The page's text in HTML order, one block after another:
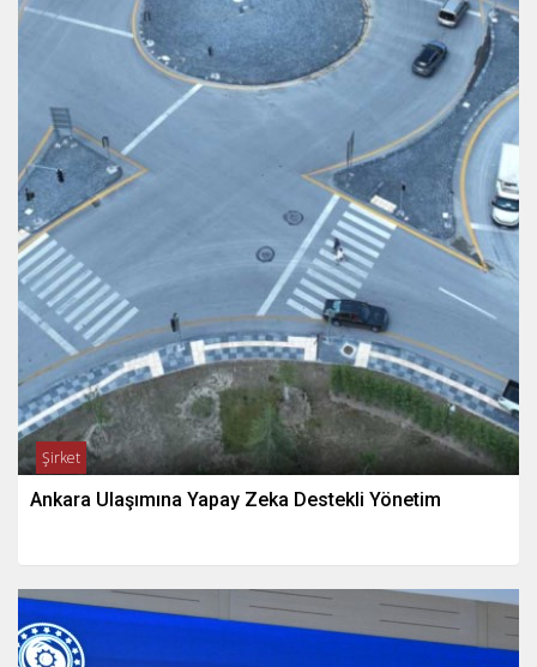
Şirket
Ankara Ulaşımına Yapay Zeka Destekli Yönetim